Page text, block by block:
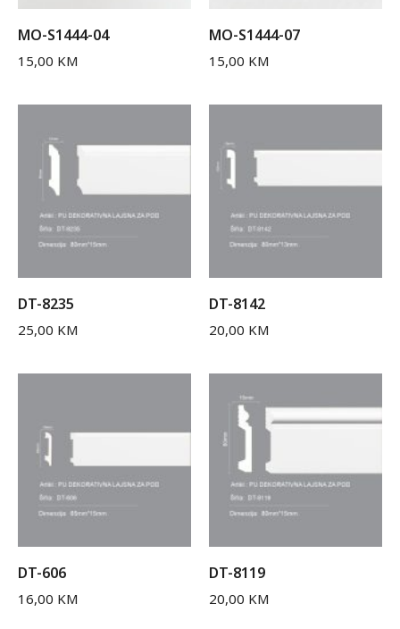
MO-S1444-04
15,00 KM
MO-S1444-07
15,00 KM
DT-8235
25,00 KM
DT-8142
20,00 KM
DT-606
16,00 KM
DT-8119
20,00 KM